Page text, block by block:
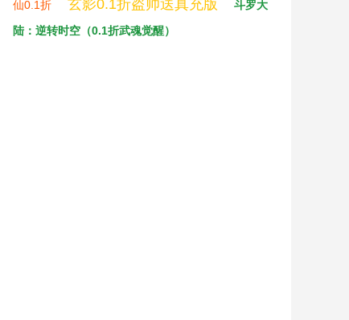
仙0.1折 玄影0.1折盗帅送真充版
斗罗大
陆：逆转时空（0.1折武魂觉醒）